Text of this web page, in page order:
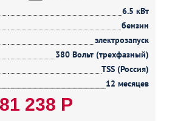
6.5 кВт
бензин
электрозапуск
380 Вольт (трехфазный)
TSS (Россия)
12 месяцев
81 238 Р